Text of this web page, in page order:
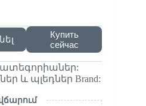
Купить
сейчас
և պլեդներ Brand: